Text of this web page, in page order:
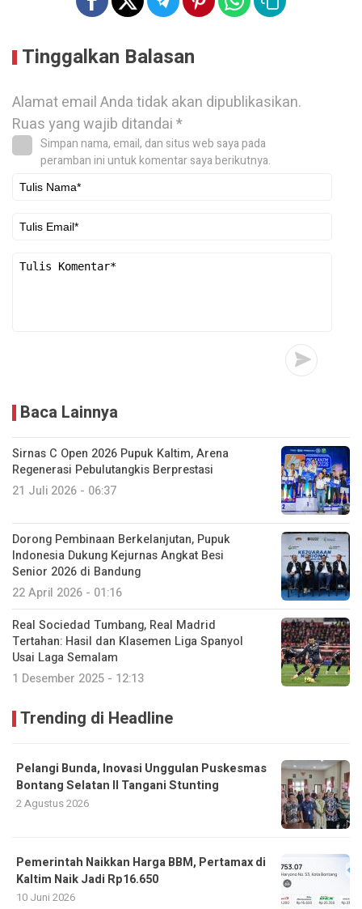
Tinggalkan Balasan
Alamat email Anda tidak akan dipublikasikan.
Ruas yang wajib ditandai*
Simpan nama, email, dan situs web saya pada
peramban ini untuk komentar saya berikutnya.
Baca Lainnya
Sirnas C Open 2026 Pupuk Kaltim, Arena
Regenerasi Pebulutangkis Berprestasi
21 Juli 2026 - 06:37
Dorong Pembinaan Berkelanjutan, Pupuk
Indonesia Dukung Kejurnas Angkat Besi
Senior 2026 di Bandung
22 April 2026 - 01:16
Real Sociedad Tumbang, Real Madrid
Tertahan: Hasil dan Klasemen Liga Spanyol
Usai Laga Semalam
1 Desember 2025 - 12:13
Trending di Headline
Pelangi Bunda, Inovasi Unggulan Puskesmas
Bontang Selatan II Tangani Stunting
2 Agustus 2026
Pemerintah Naikkan Harga BBM, Pertamax di
Kaltim Naik Jadi Rp16.650
10 Juni 2026